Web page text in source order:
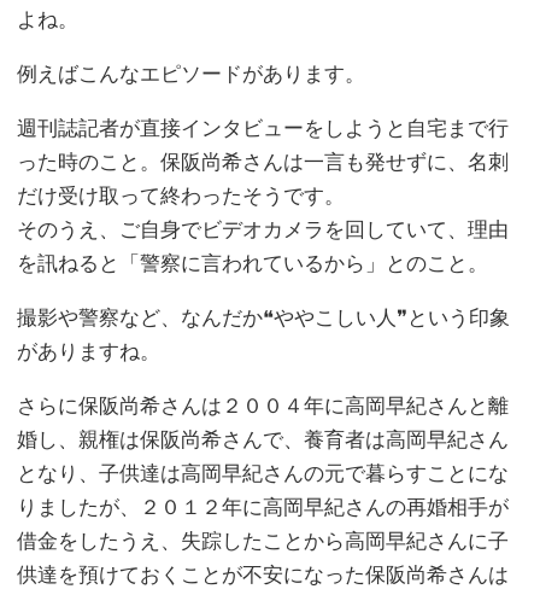
よね。
例えばこんなエピソードがあります。
週刊誌記者が直接インタビューをしようと自宅まで行
った時のこと。保阪尚希さんは一言も発せずに、名刺
だけ受け取って終わったそうです。
そのうえ、ご自身でビデオカメラを回していて、理由
を訊ねると「警察に言われているから」とのこと。
撮影や警察など、なんだか❝ややこしい人❞という印象
がありますね。
さらに保阪尚希さんは２００４年に高岡早紀さんと離
婚し、親権は保阪尚希さんで、養育者は高岡早紀さん
となり、子供達は高岡早紀さんの元で暮らすことにな
りましたが、２０１２年に高岡早紀さんの再婚相手が
借金をしたうえ、失踪したことから高岡早紀さんに子
供達を預けておくことが不安になった保阪尚希さんは